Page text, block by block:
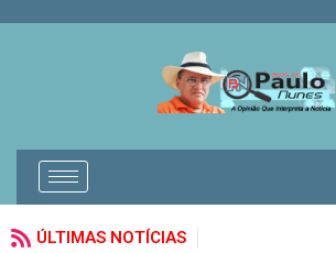
ÚLTIMAS NOTÍCIAS